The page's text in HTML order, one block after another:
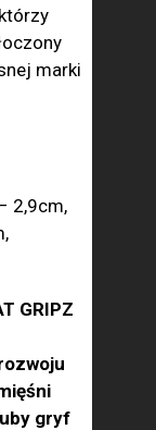
marki
2,9cm,
GRIPZ
gryf